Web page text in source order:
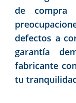
de compra
defectos a
garantía
fabricante
tu